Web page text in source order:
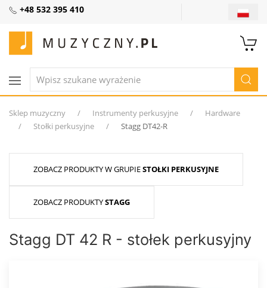
+48 532 395 410
Sklep muzyczny Instrumenty perkusyjne
Hardware
Stołki perkusyjne
Stagg DT42-R
ZOBACZ PRODUKTY W GRUPIESTOŁKI PERKUSYJNE
ZOBACZ PRODUKTYSTAGG
Stagg DT 42 R - stołek perkusyjny